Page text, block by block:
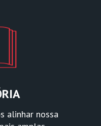
alinhar nossa